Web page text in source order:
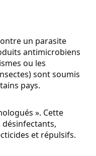
un parasite
antimicrobiens
ou les
sont soumis
pays.
». Cette
et répulsifs.